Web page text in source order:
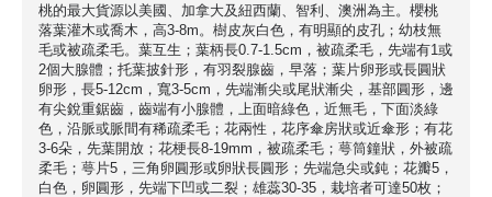
桃的最大貨源以美國、加拿大及紐西蘭、智利、澳洲為主。櫻桃
落葉灌木或喬木，高3-8m。樹皮灰白色，有明顯的皮孔；幼枝無
毛或被疏柔毛。葉互生；葉柄長0.7-1.5cm，被疏柔毛，先端有1或
2個大腺體；托葉披針形，有羽裂腺齒，早落；葉片卵形或長圓狀
卵形，長5-12cm，寬3-5cm，先端漸尖或尾狀漸尖，基部圓形，邊
有尖銳重鋸齒，齒端有小腺體，上面暗綠色，近無毛，下面淡綠
色，沿脈或脈間有稀疏柔毛；花兩性，花序傘房狀或近傘形；有花
3-6朵，先葉開放；花梗長8-19mm，被疏柔毛；萼筒鐘狀，外被疏
柔毛；萼片5，三角卵圓形或卵狀長圓形；先端急尖或鈍；花瓣5，
白色，卵圓形，先端下凹或二裂；雄蕊30-35，栽培者可達50枚；